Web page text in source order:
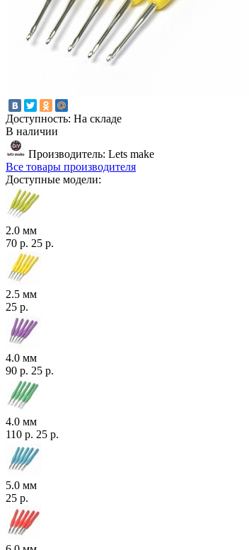
Доступность: На складе
В наличии
Производитель: Lets make
Все товары производителя
Доступные модели:
2.0 мм
70 р. 25 р.
2.5 мм
25 р.
4.0 мм
90 р. 25 р.
4.0 мм
110 р. 25 р.
5.0 мм
25 р.